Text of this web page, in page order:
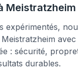
Meistratzheim
expérimentés,
avec
: sécurité,
durables.